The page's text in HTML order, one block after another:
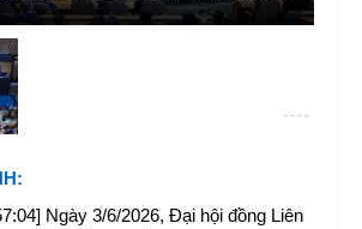
:
Ngày 3/6/2026, Đại hội đồng Liên